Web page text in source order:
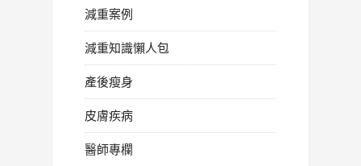
減重案例
減重知識懶人包
產後瘦身
皮膚疾病
醫師專欄